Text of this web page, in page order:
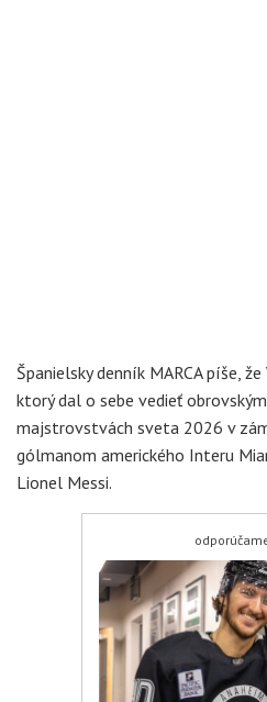
Španielsky denník MARCA píše,
ktorý dal o sebe vedieť
majstrovstvách sveta 2026 v
gólmanom amerického Interu
Lionel Messi.